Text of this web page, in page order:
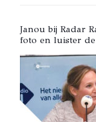
Janou bij Radar
foto en luister